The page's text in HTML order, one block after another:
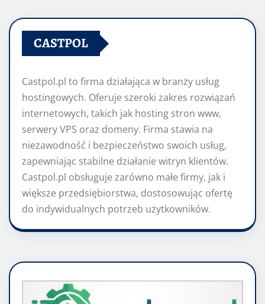
CASTPOL
Castpol.pl to firma działająca w branży usług
hostingowych. Oferuje szeroki zakres rozwiązań
internetowych, takich jak hosting stron www,
serwery VPS oraz domeny. Firma stawia na
niezawodność i bezpieczeństwo swoich usług,
zapewniając stabilne działanie witryn klientów.
Castpol.pl obsługuje zarówno małe firmy, jak i
większe przedsiębiorstwa, dostosowując ofertę
do indywidualnych potrzeb użytkowników.